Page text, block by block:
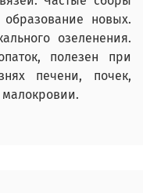
новых.
озеленения.
полезен при
печени, почек,